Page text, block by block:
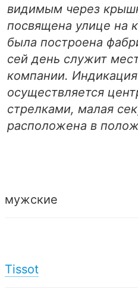
видимым через
посвящена улице на
была построена
сей день служит
компании.
осуществляется
стрелками, малая
расположена в
мужские
Tissot